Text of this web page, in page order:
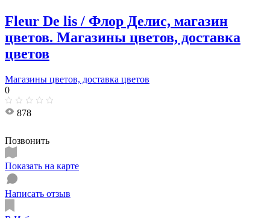
Fleur De lis / Флор Делис, магазин
цветов. Магазины цветов, доставка
цветов
Магазины цветов, доставка цветов
0
878
Позвонить
Показать на карте
Написать отзыв